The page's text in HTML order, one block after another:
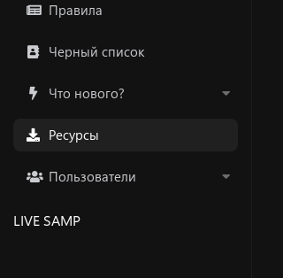
Правила
Черный список
Что нового?
Ресурсы
Пользователи
LIVE SAMP